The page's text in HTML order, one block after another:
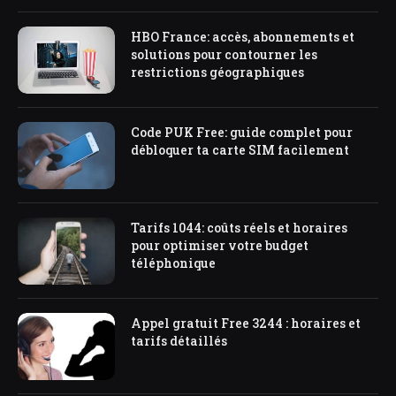
HBO France: accès, abonnements et
solutions pour contourner les
restrictions géographiques
Code PUK Free: guide complet pour
débloquer ta carte SIM facilement
Tarifs 1044: coûts réels et horaires
pour optimiser votre budget
téléphonique
Appel gratuit Free 3244 : horaires et
tarifs détaillés